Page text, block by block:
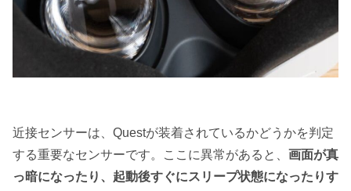
近接センサーは、Questが装着されているかどうかを判定
する重要なセンサーです。ここに異常があると、 画面が真
っ暗になったり、起動後すぐにスリープ状態になったりす